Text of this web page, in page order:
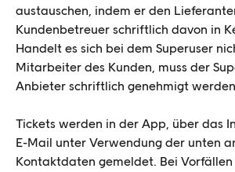
austauschen, indem er den
Kundenbetreuer schriftlich davon in
Handelt es sich bei dem Superuser
Mitarbeiter des Kunden, muss der
Anbieter schriftlich genehmigt
Tickets werden in der App, über das
E-Mail unter Verwendung der unten
Kontaktdaten gemeldet. Bei